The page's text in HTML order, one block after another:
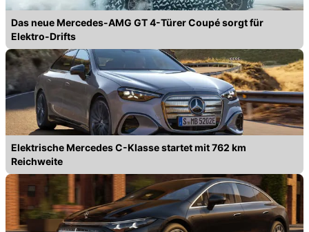
Das neue Mercedes-AMG GT 4-Türer Coupé sorgt für
Elektro-Drifts
Elektrische Mercedes C-Klasse startet mit 762 km
Reichweite